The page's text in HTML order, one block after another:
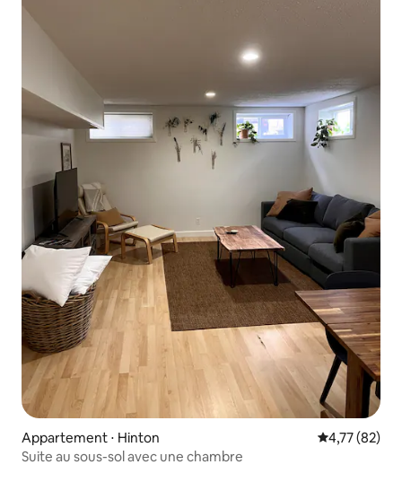
Appartement ⋅ Hinton Évaluation
4,77 (82)
Suite au sous-sol avec une chambre